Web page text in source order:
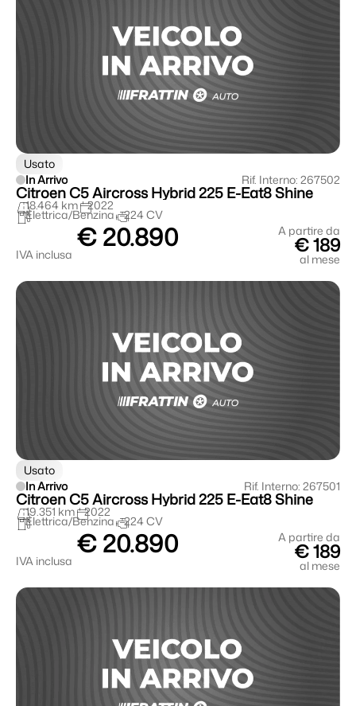
Usato
In Arrivo
Rif. Interno: 267502
Citroen C5 Aircross Hybrid 225 E-Eat8 Shine
18.464 km 2022
Elettrica/Benzina 224 CV
€ 20.890
IVA inclusa
A partire da
€ 189
al mese
Usato
In Arrivo
Rif. Interno: 267501
Citroen C5 Aircross Hybrid 225 E-Eat8 Shine
19.351 km 2022
Elettrica/Benzina 224 CV
€ 20.890
IVA inclusa
A partire da
€ 189
al mese